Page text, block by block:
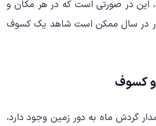
این در صورتی است که در هر مکان و
در سال ممکن است شاهد یک کسوف
و کسوف
گردش ماه به دور زمین وجود دارد،